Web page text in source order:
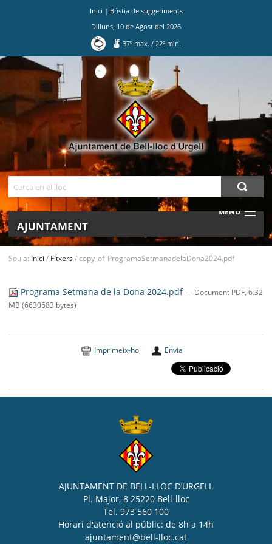
Inici | Bústia de suggeriments
Dilluns 10 de Agost del 2026
37º max./ 22º min.
MENU
AJUNTAMENT
BELL-LLOC SOLUCIONA
Sou a: Inici / Fitxers/copy_of_ProgramaSetmanadelaDona2024.pdf
Programa Setmana de la Dona 2024.pdf— Document PDF, 6.32
MB (6630583 bytes)
Imprimeix-ho Envia
AJUNTAMENT DE BELL-LLOC D’URGELL
Pl. Major, 8 25220 Bell-lloc
Tel. 973 560 100
Horari d'atenció al públic: de 8h a 14h
ajuntament@bell-lloc.cat